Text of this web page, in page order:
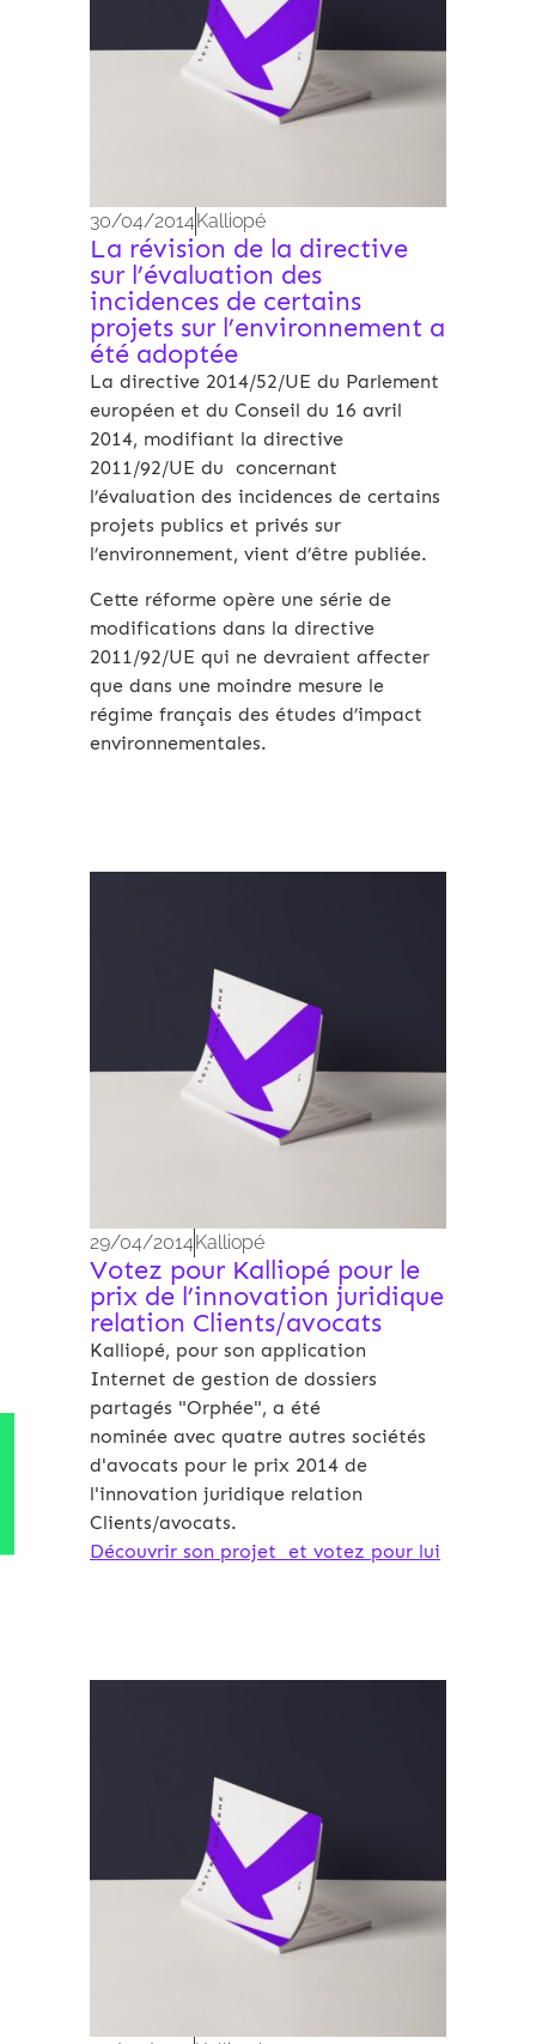
30/04/2014Kalliopé
La révision de la directive
sur l’évaluation des
incidences de certains
projets sur l’environnement a
été adoptée
La directive 2014/52/UE du Parlement
européen et du Conseil du 16 avril
2014, modifiant la directive
2011/92/UE du concernant
l’évaluation des incidences de certains
projets publics et privés sur
l’environnement, vient d’être publiée.
Cette réforme opère une série de
modifications dans la directive
2011/92/UE qui ne devraient affecter
que dans une moindre mesure le
régime français des études d’impact
environnementales.
29/04/2014 Kalliopé
Votez pour Kalliopé pour le
prix de l’innovation juridique
relation Clients/avocats
Kalliopé, pour son application
Internet de gestion de dossiers
partagés "Orphée", a été
nominée avec quatre autres sociétés
d'avocats pour le prix 2014 de
l'innovation juridique relation
Clients/avocats.
Découvrir son projet et votez pour lui